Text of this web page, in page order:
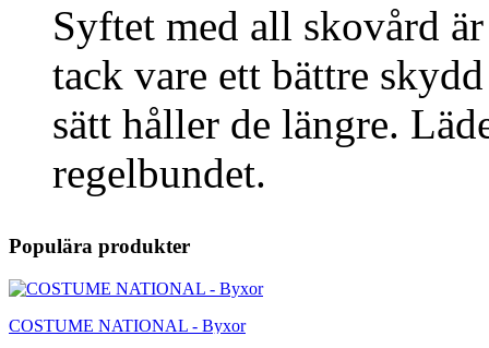
Syftet med all skovård
tack vare ett bättre
sätt håller de längre.
regelbundet.
Populära produkter
COSTUME NATIONAL - Byxor